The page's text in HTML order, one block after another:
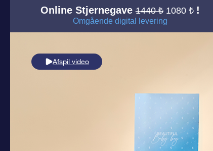
Online Stjernegave1440 ₺ 1080 ₺ !
Omgående digital levering
Afspil video